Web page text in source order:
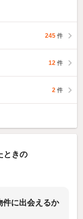
245 件
12 件
2 件
ときの
件に出会えるか